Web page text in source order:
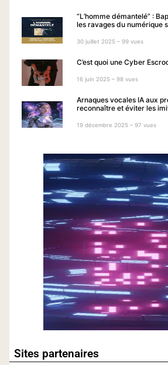
“L’homme démantelé” :
les ravages du numérique
30 juillet 2025 – 99 vues
C’est quoi une Cyber
16 juin 2025 – 98 vues
Arnaques vocales IA aux
reconnaître et éviter les
19 décembre 2025 – 97 vues
Sites partenaires